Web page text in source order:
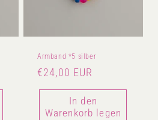
Armband *5 silber
Normaler
Preis
€24,00 EUR
In den
Warenkorb legen